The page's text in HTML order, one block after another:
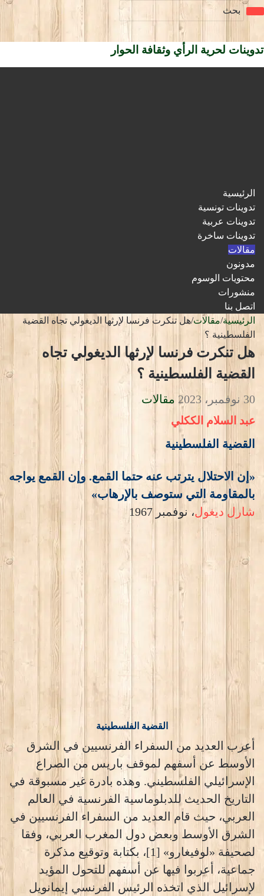
تدوينات لحرية الرأي وثقافة الحوار
الرئيسية
تدوينات تونسية
تدوينات عربية
تدوينات ساخرة
مقالات
مدونون
محتويات الوسوم
منشورات
اتصل بنا
الرئيسية/مقالات/هل تنكرت فرنسا لإرثها الديغولي تجاه القضية
الفلسطينية ؟
هل تنكرت فرنسا لإرثها الديغولي تجاه
القضية الفلسطينية ؟
30 نوفمبر، 2023 مقالات
عبد السلام الككلي
القضية الفلسطينية
«إن الاحتلال يترتب عنه حتما القمع. وإن القمع يواجه
بالمقاومة التي ستوصف بالإرهاب»
شارل ديغول، نوفمبر 1967
القضية الفلسطينية
أعرب العديد من السفراء الفرنسيين في الشرق
الأوسط عن أسفهم لموقف باريس من الصراع
الإسرائيلي الفلسطيني. وهذه بادرة غير مسبوقة في
التاريخ الحديث للدبلوماسية الفرنسية في العالم
العربي، حيث قام العديد من السفراء الفرنسيين في
الشرق الأوسط وبعض دول المغرب العربي، وفقا
لصحيفة «لوفيغارو» [1]، بكتابة وتوقيع مذكرة
جماعية، أعربوا فيها عن أسفهم للتحول المؤيد
لإسرائيل الذي اتخذه الرئيس الفرنسي إيمانويل